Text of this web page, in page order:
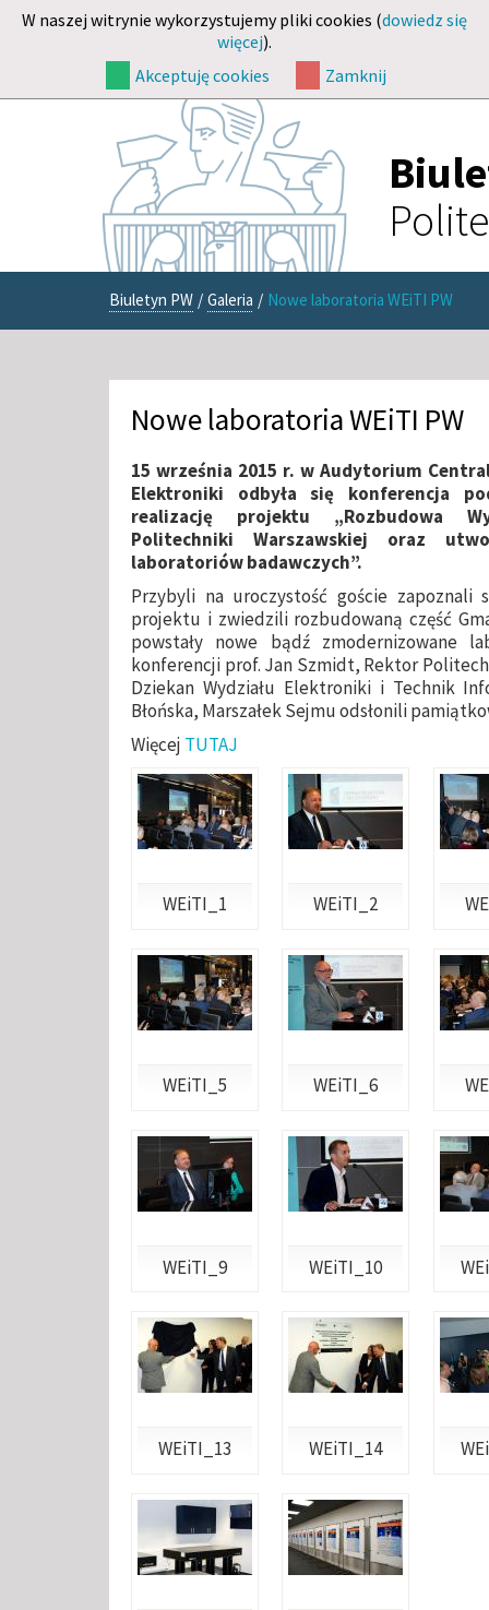
W naszej witrynie wykorzystujemy pliki cookies (dowiedz się
więcej).
Akceptuję cookies
Zamknij
Biuletyn PW / Galeria / Nowe laboratoria WEiTI PW
Nowe laboratoria WEiTI PW
15 września 2015 r. w Audytorium
Elektroniki odbyła się konferencja
realizację projektu „Rozbudowa
Politechniki Warszawskiej oraz
laboratoriów badawczych”.
Przybyli na uroczystość goście zapoznali
projektu i zwiedzili rozbudowaną część
powstały nowe bądź zmodernizowane
konferencji prof. Jan Szmidt, Rektor
Dziekan Wydziału Elektroniki i Technik
Błońska, Marszałek Sejmu odsłonili
Więcej TUTAJ
WEiTI_1 WEiTI_2
WEiTI_5 WEiTI_6
WEiTI_9 WEiTI_10
WEiTI_13 WEiTI_14